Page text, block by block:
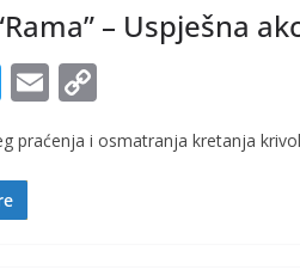
– Uspješna
T
itt
er
E
m
ai p
praćenja i osmatranja kretanja